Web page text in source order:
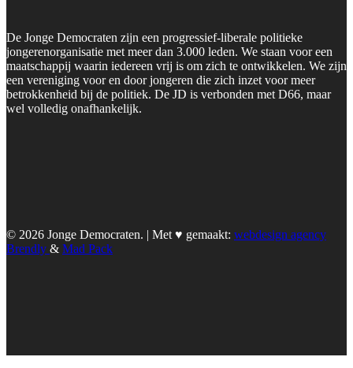
De Jonge Democraten zijn een progressief-liberale politieke
jongerenorganisatie met meer dan 3.000 leden. We staan voor een
maatschappij waarin iedereen vrij is om zich te ontwikkelen. We zijn
een vereniging voor en door jongeren die zich inzet voor meer
betrokkenheid bij de politiek. De JD is verbonden met D66, maar
wel volledig onafhankelijk.
© 2026 Jonge Democraten. | Met ♥︎ gemaakt: webdesign agency
Brendly & Mad Pack